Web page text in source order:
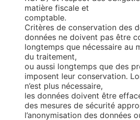
matière fiscale et
comptable.
Critères de conservation des
données ne doivent pas être
longtemps que nécessaire au
du traitement,
ou aussi longtemps que des
imposent leur conservation.
n’est plus nécessaire,
les données doivent être
des mesures de sécurité
l’anonymisation des données